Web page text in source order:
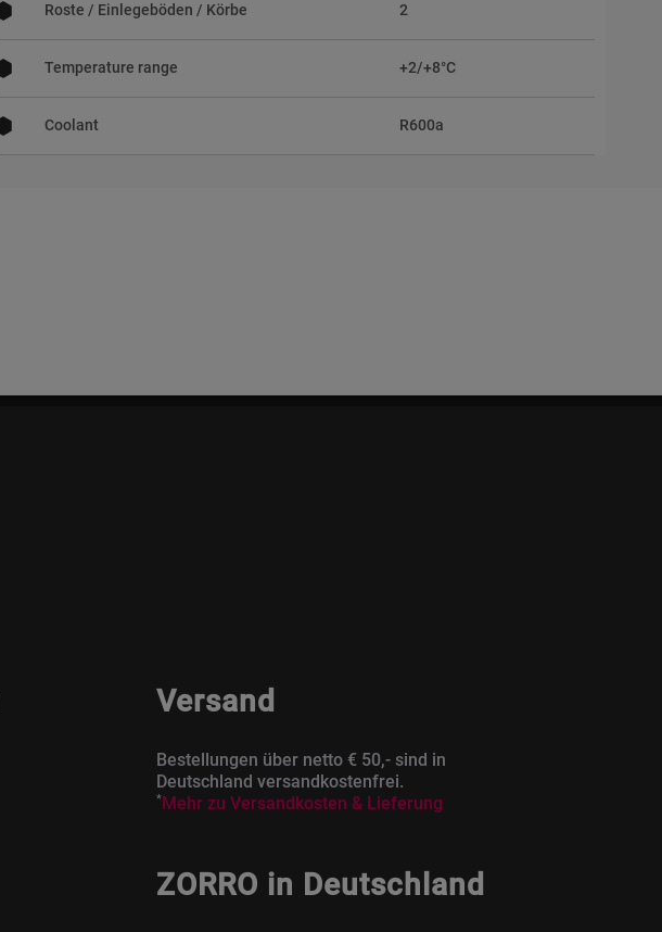
Roste / Einlegeböden / Körbe 2
Temperature range +2/+8°C
Coolant R600a
Versand
Bestellungen über netto € 50,- sind in
Deutschland versandkostenfrei.
*Mehr zu Versandkosten & Lieferung
ZORRO in Deutschland